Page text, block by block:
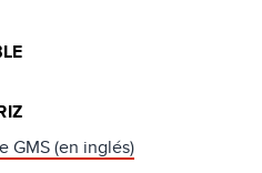
GMS (en inglés)